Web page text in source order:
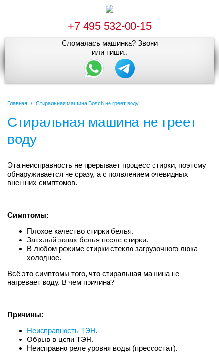
+7 495 532-00-15
Сломалась машинка? Звони
или пиши..
Главная / Стиральная машина Bosch не греет воду
Стиральная машина не греет
воду
Эта неисправность не прерывает процесс стирки, поэтому
обнаруживается не сразу, а с появлением очевидных
внешних симптомов.
Симптомы:
Плохое качество стирки белья.
Затхлый запах белья после стирки.
В любом режиме стирки стекло загрузочного люка
холодное.
Всё это симптомы того, что стиральная машина не
нагревает воду. В чём причина?
Причины:
Неисправность ТЭН.
Обрыв в цепи ТЭН.
Неисправно реле уровня воды (прессостат).